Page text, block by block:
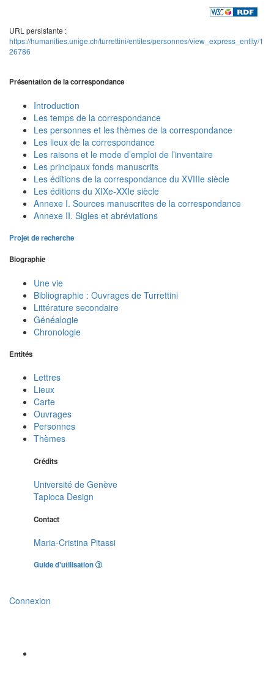
URL persistante :
https://humanities.unige.ch/turrettini/entites/personnes/view_express_entity/1
26786
Présentation de la correspondance
Introduction
Les temps de la correspondance
Les personnes et les thèmes de la correspondance
Les lieux de la correspondance
Les raisons et le mode d’emploi de l’inventaire
Les principaux fonds manuscrits
Les éditions de la correspondance du XVIIIe siècle
Les éditions du XIXe-XXIe siècle
Annexe I. Sources manuscrites de la correspondance
Annexe II. Sigles et abréviations
Projet de recherche
Biographie
Une vie
Bibliographie : Ouvrages de Turrettini
Littérature secondaire
Généalogie
Chronologie
Entités
Lettres
Lieux
Carte
Ouvrages
Personnes
Thèmes
Crédits
Université de Genève
Tapioca Design
Contact
Maria-Cristina Pitassi
Guide d'utilisation
Connexion